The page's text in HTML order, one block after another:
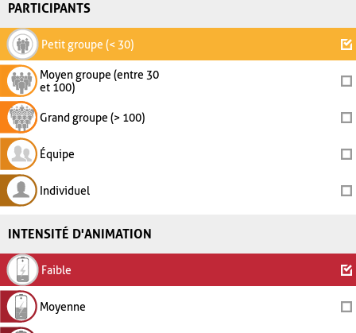
PARTICIPANTS
Petit groupe (< 30)
Moyen groupe (entre 30
et 100)
Grand groupe (> 100)
Équipe
Individuel
INTENSITÉ D'ANIMATION
Faible
Moyenne